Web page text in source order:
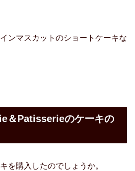
ンマスカットのショートケーキな
＆Patisserieのケーキの
を購入したのでしょうか。